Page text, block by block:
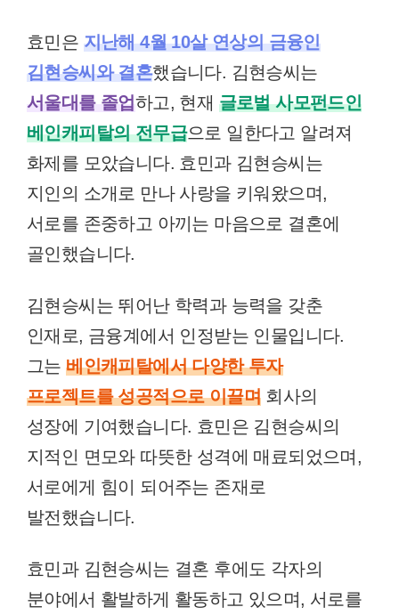
효민은 지난해 4월 10살 연상의 금융인
김현승씨와 결혼했습니다. 김현승씨는
서울대를 졸업하고, 현재 글로벌 사모펀드인
베인캐피탈의 전무급으로 일한다고 알려져
화제를 모았습니다. 효민과 김현승씨는
지인의 소개로 만나 사랑을 키워왔으며,
서로를 존중하고 아끼는 마음으로 결혼에
골인했습니다.
김현승씨는 뛰어난 학력과 능력을 갖춘
인재로, 금융계에서 인정받는 인물입니다.
그는베인캐피탈에서 다양한 투자
프로젝트를 성공적으로 이끌며 회사의
성장에 기여했습니다. 효민은 김현승씨의
지적인 면모와 따뜻한 성격에 매료되었으며,
서로에게 힘이 되어주는 존재로
발전했습니다.
효민과 김현승씨는 결혼 후에도 각자의
분야에서 활발하게 활동하고 있으며, 서로를